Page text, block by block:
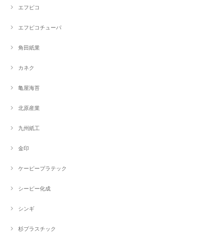
エフピコ
エフピコチューパ
角田紙業
カネク
亀屋海苔
北原産業
九州紙工
金印
ケーピープラテック
シーピー化成
シンギ
杉プラスチック